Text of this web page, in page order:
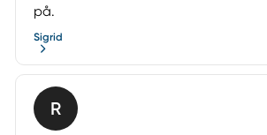
på.
Sigrid
R